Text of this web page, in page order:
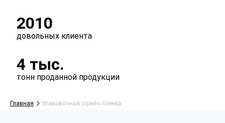
2010
довольных клиента
4 тыс.
тонн проданной продукции
Главная Упаковочная стрейч пленка